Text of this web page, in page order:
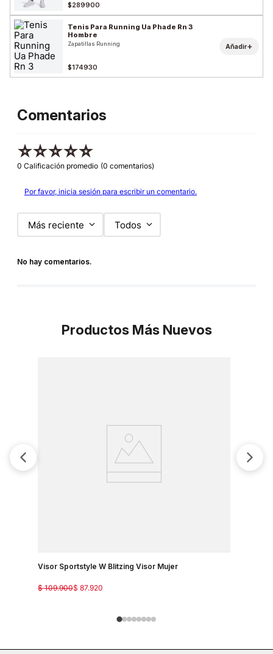
$289900
Tenis Para Running Ua Phade Rn 3
Hombre
Zapatillas Running
$174930
Añadir+
Comentarios
☆☆☆☆☆
0 Calificación promedio (0 comentarios)
Por favor, inicia sesión para escribir un comentario.
Más reciente Todos
No hay comentarios.
Productos Más Nuevos
Visor Sportstyle W Blitzing Visor Mujer
$ 87.920
$ 109.900